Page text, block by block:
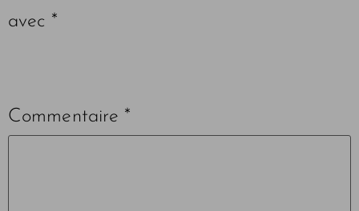
avec *
Commentaire *